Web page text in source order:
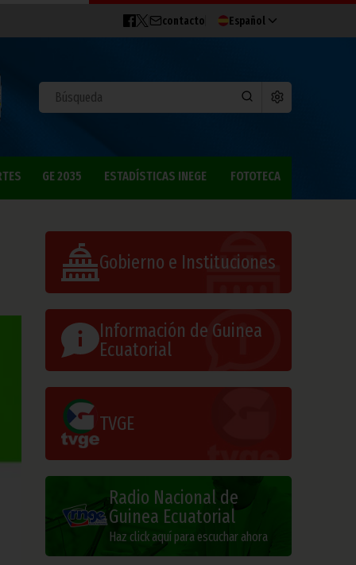
contacto Español
GE 2035 ESTADÍSTICAS INEGE FOTOTECA
Gobierno e Instituciones
Información de Guinea
Ecuatorial
TVGE
Radio Nacional de
Guinea Ecuatorial
Haz click aquí para escuchar ahora